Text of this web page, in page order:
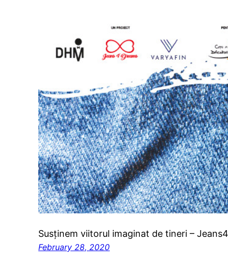
Susținem viitorul imaginat de tineri –
February 28, 2020